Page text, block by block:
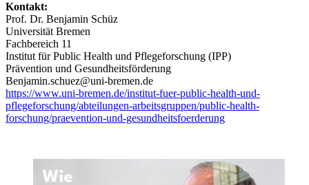
Kontakt:
Prof. Dr. Benjamin Schüz
Universität Bremen
Fachbereich 11
Institut für Public Health und Pflegeforschung (IPP)
Prävention und Gesundheitsförderung
Benjamin.schuez@uni-bremen.de
https://www.uni-bremen.de/institut-fuer-public-health-und-
pflegeforschung/abteilungen-arbeitsgruppen/public-health-
forschung/praevention-und-gesundheitsfoerderung